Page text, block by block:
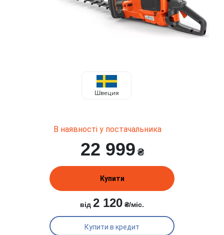
Швеция
В наявності у постачальника
22 999₴
Купити
від 2 120 ₴/міс.
Купити в кредит